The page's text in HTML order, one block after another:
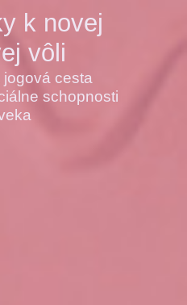
k novej
vôli
cesta
schopnosti